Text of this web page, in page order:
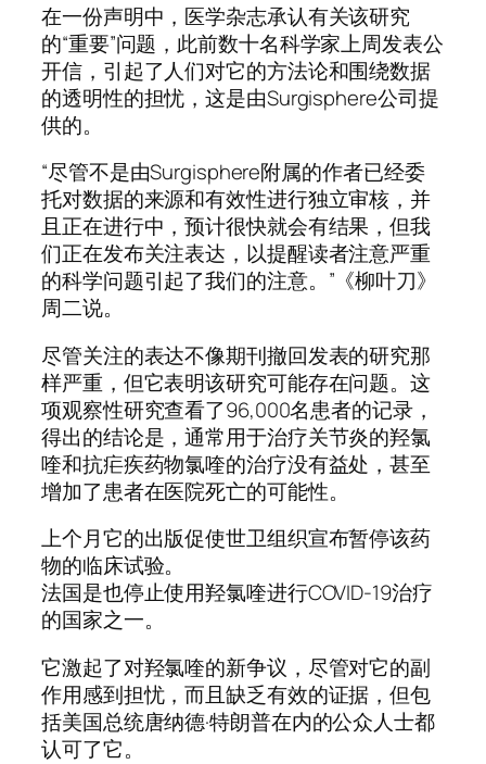
在一份声明中，医学杂志承认有关该研究
的“重要”问题，此前数十名科学家上周发表公
开信，引起了人们对它的方法论和围绕数据
的透明性的担忧，这是由Surgisphere公司提
供的。
“尽管不是由Surgisphere附属的作者已经委
托对数据的来源和有效性进行独立审核，并
且正在进行中，预计很快就会有结果，但我
们正在发布关注表达，以提醒读​​者注意严重
的科学问题引起了我们的注意。”《柳叶刀》
周二说。
尽管关注的表达不像期刊撤回发表的研究那
样严重，但它表明该研究可能存在问题。这
项观察性研究查看了96,000名患者的记录，
得出的结论是，通常用于治疗关节炎的羟氯
喹和抗疟疾药物氯喹的治疗没有益处，甚至
增加了患者在医院死亡的可能性。
上个月它的出版促使世卫组织宣布暂停该药
物的临床试验。
法国是也停止使用羟氯喹进行COVID-19治疗
的国家之一。
它激起了对羟氯喹的新争议，尽管对它的副
作用感到担忧，而且缺乏有效的证据，但包
括美国总统唐纳德·特朗普在内的公众人士都
认可了它。